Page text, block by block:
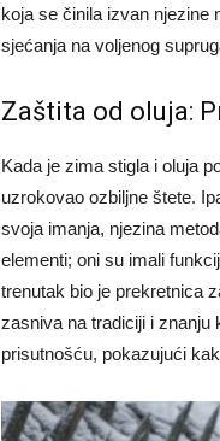
koja se činila izvan njezine
sjećanja na voljenog
Zaštita od oluja:
Kada je zima stigla i oluja
uzrokovao ozbiljne štete.
svoja imanja, njezina
elementi; oni su imali
trenutak bio je prekretnica
zasniva na tradiciji i znanju
prisutnošću, pokazujući